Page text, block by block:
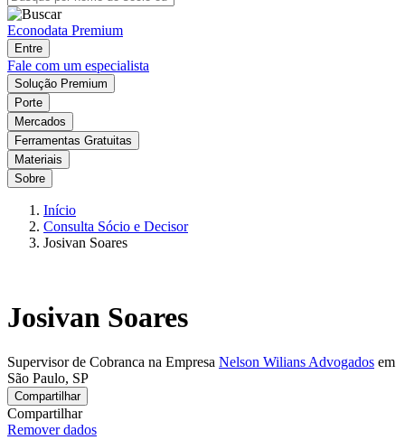
Econodata Premium
Entre
Fale com um especialista
Solução Premium
Porte
Mercados
Ferramentas Gratuitas
Materiais
Sobre
Início
Consulta Sócio e Decisor
Josivan Soares
Josivan Soares
Supervisor de Cobranca na Empresa Nelson Wilians Advogados em
São Paulo, SP
Compartilhar
Compartilhar
Remover dados